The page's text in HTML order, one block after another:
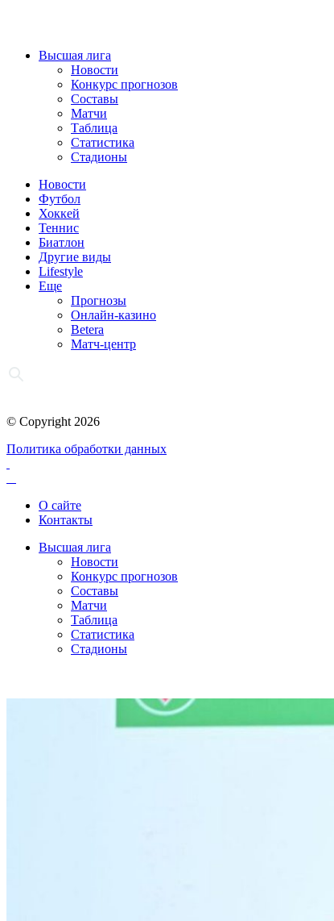
Высшая лига
Новости
Конкурс прогнозов
Составы
Матчи
Таблица
Статистика
Стадионы
Новости
Футбол
Хоккей
Теннис
Биатлон
Другие виды
Lifestyle
Еще
Прогнозы
Онлайн-казино
Betera
Матч-центр
© Copyright 2026
Политика обработки данных
О сайте
Контакты
Высшая лига
Новости
Конкурс прогнозов
Составы
Матчи
Таблица
Статистика
Стадионы